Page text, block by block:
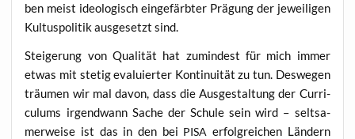
ben meist ideo­lo­gisch ein­ge­färb­ter Prä­gung der jewei­li­gen
Kul­tus­po­li­tik aus­ge­setzt sind.
Stei­ge­rung von Qua­li­tät hat zumin­dest für mich immer
etwas mit ste­tig eva­lu­ier­ter Kon­ti­nui­tät zu tun. Des­we­gen
träu­men wir mal davon, dass die Aus­ge­stal­tung der Cur­ri­
cu­lums irgend­wann Sache der Schu­le sein wird – selt­sa­
mer­wei­se ist das in den bei PISA erfolg­rei­chen Län­dern